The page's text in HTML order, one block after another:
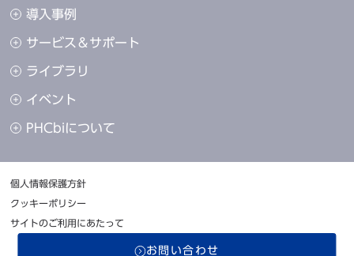
お問い合わせ
導入事例
サービス＆サポート
ライブラリ
イベント
PHCbiについて
© PHC Corporation2026
個人情報保護方針
クッキーポリシー
サイトのご利用にあたって